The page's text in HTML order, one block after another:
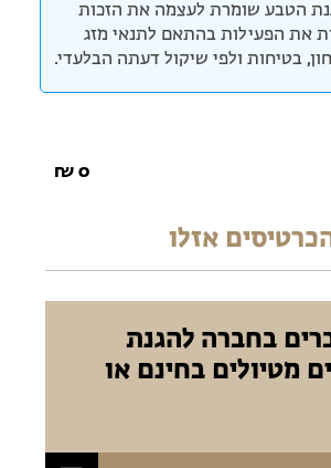
הטבע שומרת לעצמה את הזכות
את הפעילות בהתאם לתנאי מזג
בטיחות ולפי שיקול דעתה הבלעדי.
0
₪
אזלו
בחברה להגנת
מטיולים בחינם או